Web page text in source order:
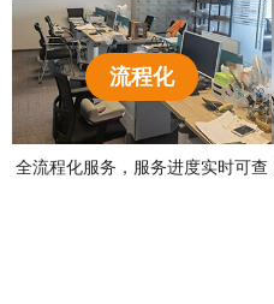
流程化
全流程化服务，服务进度实时可查